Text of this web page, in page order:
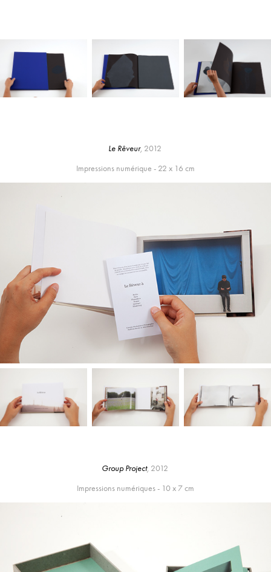
Le Rêveur, 2012
Impressions numérique - 22 x 16 cm
Group Project, 2012
Impressions numériques - 10 x 7 cm